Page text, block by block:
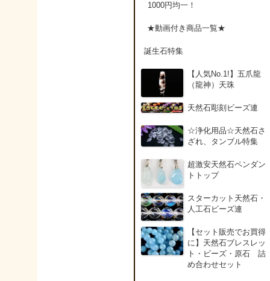
アンデシン（チベット
産日長石）
アンフィボールインク
ォーツ(Amphibole)
アンフィボールロック/
ye）
インカローズ（ロード
クロサイト/
インディアンアゲート
ndian Agate)
1000円均一！
★動画付き商品一覧★
誕生石特集
【人気No.1!】五爪龍
（龍神）天珠
天然石彫刻ビーズ連
☆浄化用品☆天然石さ
ざれ、タンブル特集
超激安天然石ペンダン
トトップ
スターカット天然石・
人工石ビーズ連
【セット販売でお買得
に】天然石ブレスレッ
ト・ビーズ・原石 詰
め合わせセット